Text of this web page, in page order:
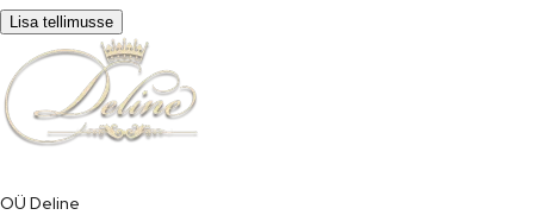
Lisa tellimusse
OÜ Deline